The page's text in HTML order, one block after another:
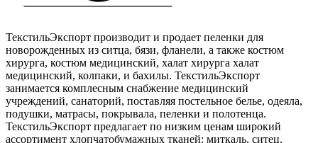
ТекстильЭкспорт производит и продает пеленки для
новорожденных из ситца, бязи, фланели, а также костюм
хирурга, костюм медицинский, халат хирурга халат
медицинский, колпаки, и бахилы. ТекстильЭкспорт
занимается комплесным снабжение медицинский
учреждений, санаторий, поставляя постельное белье, одеяла,
подушки, матрасы, покрывала, пеленки и полотенца.
ТекстильЭкспорт предлагает по низким ценам широкий
ассортимент хлопчатобумажных тканей: миткаль, ситец,